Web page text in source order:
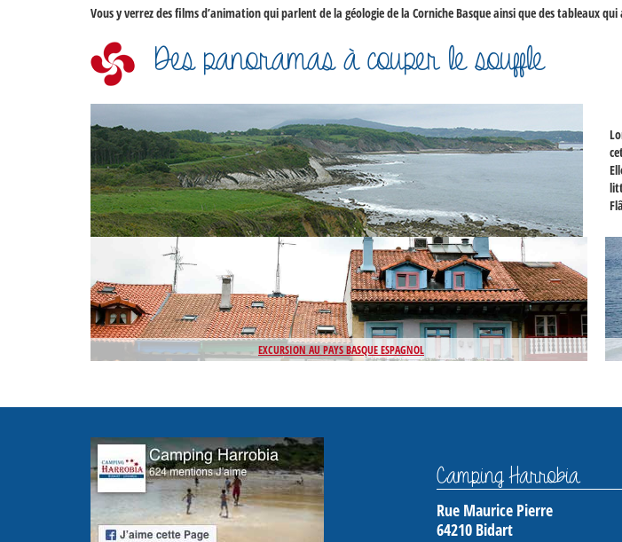
Vous y verrez des films d’animation qui parlent de la géologie de la Corniche Basqueainsi que des tableaux
Des panoramas à couper le souffle
EXCURSION AU PAYS BASQUE ESPAGNOL
Camping Harrobia
Rue Maurice Pierre
64210 Bidart